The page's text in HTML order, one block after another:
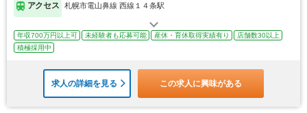
アクセス 札幌市電山鼻線 西線１４条駅
年収700万円以上可 未経験者も応募可能 産休・育休取得実績有り
店舗数30以上
積極採用中
求人の詳細を見る この求人に興味がある